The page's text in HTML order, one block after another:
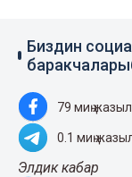
Биздин
79 миң
0.1 миң
Элдик кабар